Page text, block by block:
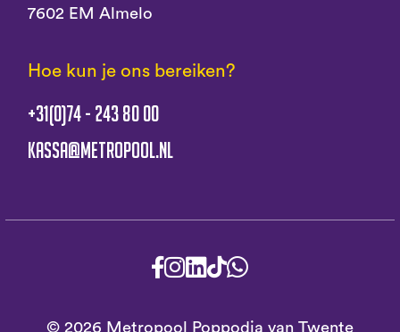
7602 EM Almelo
Hoe kun je ons bereiken?
+31(0)74 - 243 80 00
kassa@metropool.nl
© 2026 Metropool Poppodia van Twente